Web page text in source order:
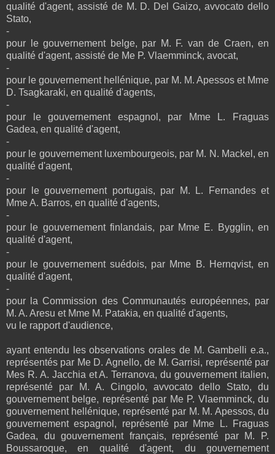
qualité d'agent, assisté de M. D. Del Gaizo, avvocato dello
Stato,
-
pour le gouvernement belge, par M. F. van de Craen, en
qualité d'agent, assisté de Me P. Vlaemminck, avocat,
-
pour le gouvernement hellénique, par M. M. Apessos et Mme
D. Tsagkaraki, en qualité d'agents,
-
pour le gouvernement espagnol, par Mme L. Fraguas
Gadea, en qualité d'agent,
-
pour le gouvernement luxembourgeois, par M. N. Mackel, en
qualité d'agent,
-
pour le gouvernement portugais, par M. L. Fernandes et
Mme A. Barros, en qualité d'agents,
-
pour le gouvernement finlandais, par Mme E. Bygglin, en
qualité d'agent,
-
pour le gouvernement suédois, par Mme B. Hernqvist, en
qualité d'agent,
-
pour la Commission des Communautés européennes, par
M. A. Aresu et Mme M. Patakia, en qualité d'agents,
vu le rapport d'audience,
ayant entendu les observations orales de M. Gambelli e.a.,
représentés par Me D. Agnello, de M. Garrisi, représenté par
Mes R. A. Jacchia et A. Terranova, du gouvernement italien,
représenté par M. A. Cingolo, avvocato dello Stato, du
gouvernement belge, représenté par Me P. Vlaemminck, du
gouvernement hellénique, représenté par M. M. Apessos, du
gouvernement espagnol, représenté par Mme L. Fraguas
Gadea, du gouvernement français, représenté par M. P.
Boussaroque, en qualité d'agent, du gouvernement